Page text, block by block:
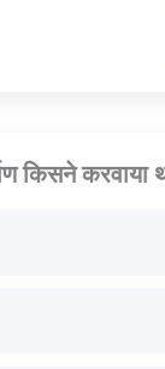
किसने करवाया